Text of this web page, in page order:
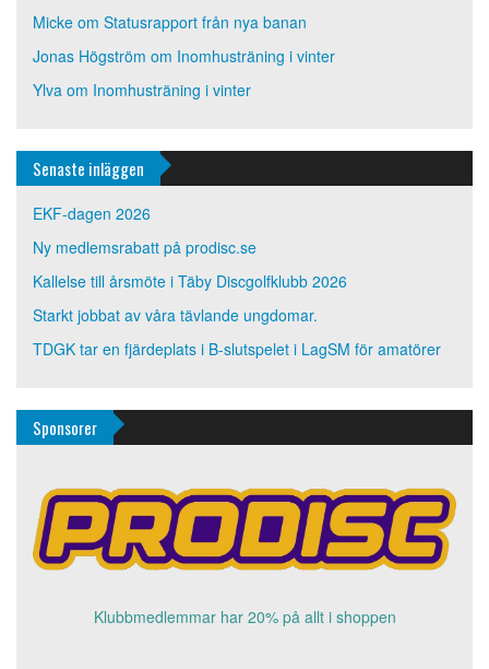
Micke om Statusrapport från nya banan
Jonas Högström om Inomhusträning i vinter
Ylva om Inomhusträning i vinter
Senaste inläggen
EKF-dagen 2026
Ny medlemsrabatt på prodisc.se
Kallelse till årsmöte i Täby Discgolfklubb 2026
Starkt jobbat av våra tävlande ungdomar.
TDGK tar en fjärdeplats i B-slutspelet i LagSM för amatörer
Sponsorer
Klubbmedlemmar har 20% på allt i shoppen